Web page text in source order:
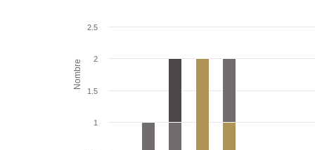
Nombre
1
1.5
2
2.5